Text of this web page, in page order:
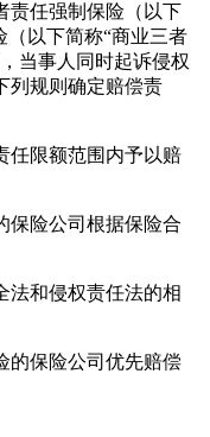
责任强制保险（以下
（以下简称“商业三者
当事人同时起诉侵权
列规则确定赔偿责
任限额范围内予以赔
保险公司根据保险合
法和侵权责任法的相
的保险公司优先赔偿